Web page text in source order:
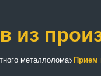
из
металлолома>Прием